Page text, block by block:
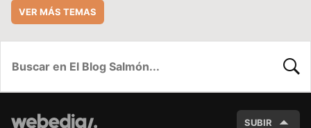
VER MÁS TEMAS
SUBIR